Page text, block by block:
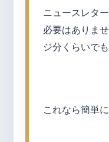
ニュースレタ
必要はありま
ジ分くらいでも
これなら簡単